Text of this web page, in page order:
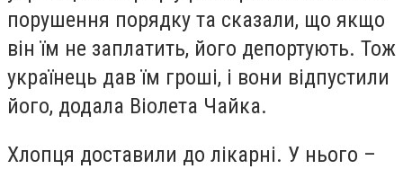
порушення порядку та сказали, що якщо
він їм не заплатить, його депортують. Тож
українець дав їм гроші, і вони відпустили
його, додала Віолета Чайка.
Хлопця доставили до лікарні. У нього –